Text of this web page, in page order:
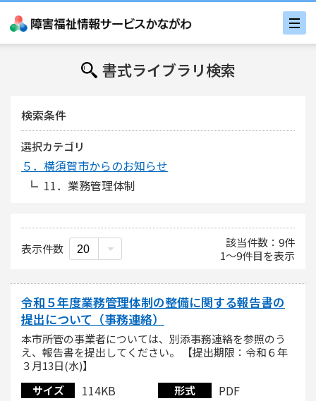
書式ライブラリ検索
検索条件
選択カテゴリ
５．横須賀市からのお知らせ
11．業務管理体制
表示件数 1〜9件目を表示
該当件数 9件
令和５年度業務管理体制の整備に関する報告書の
提出について（事務連絡）
本市所管の事業者については、別添事務連絡を参照のう
え、報告書を提出してください。 【提出期限：令和６年
３月13日(水)】
サイズ
114KB 形式 PDF